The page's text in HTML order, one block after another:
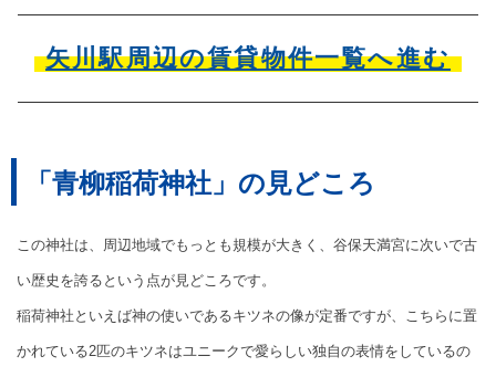
矢川駅周辺の賃貸物件一覧へ進む
「青柳稲荷神社」の見どころ
この神社は、周辺地域でもっとも規模が大きく、谷保天満宮に次いで古
い歴史を誇るという点が見どころです。
稲荷神社といえば神の使いであるキツネの像が定番ですが、こちらに置
かれている2匹のキツネはユニークで愛らしい独自の表情をしているの